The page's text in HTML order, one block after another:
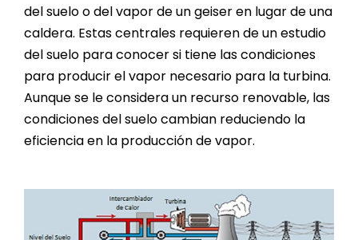
del suelo o del vapor de un geiser en lugar de una
caldera. Estas centrales requieren de un estudio
del suelo para conocer si tiene las condiciones
para producir el vapor necesario para la turbina.
Aunque se le considera un recurso renovable, las
condiciones del suelo cambian reduciendo la
eficiencia en la producción de vapor.